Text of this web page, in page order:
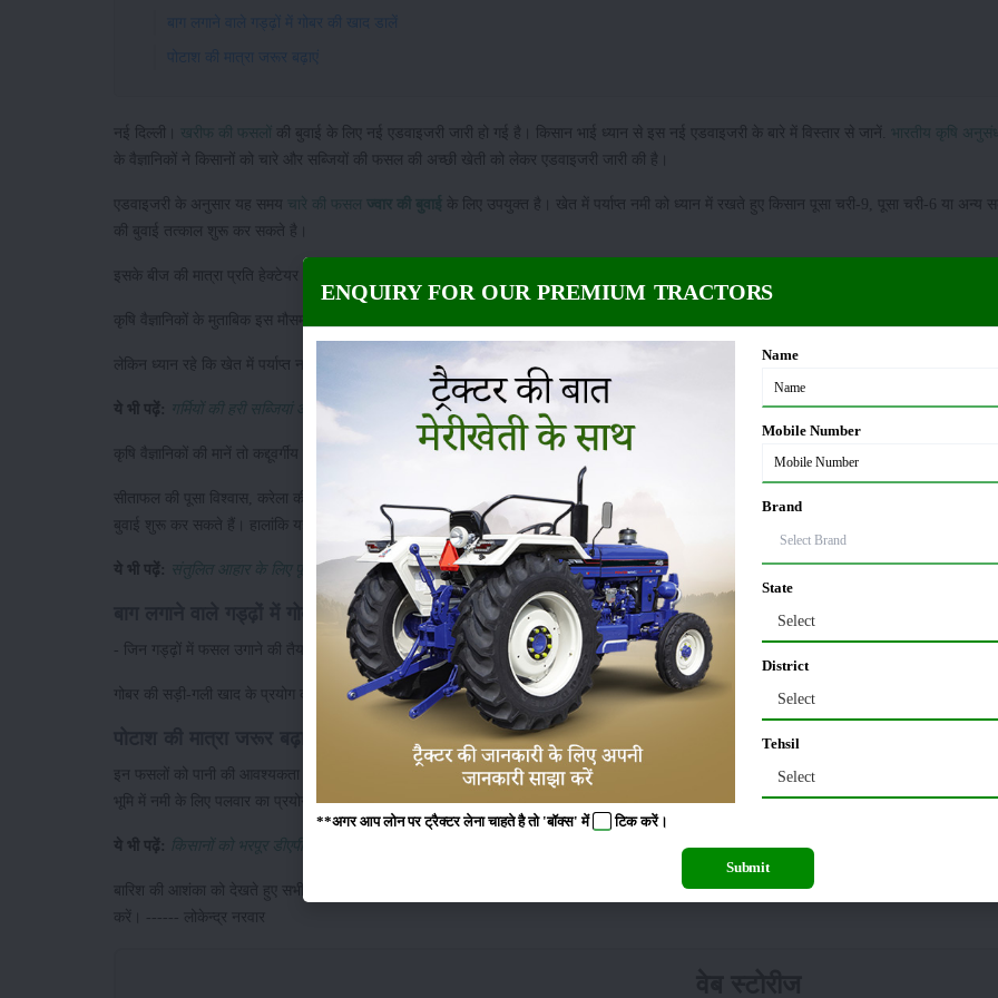
बाग लगाने वाले गड्ढ़ों में गोबर की खाद डालें
पोटाश की मात्रा जरूर बढ़ाएं
नई दिल्ली। खरीफ की फसलों की बुवाई के लिए नई एडवाइजरी जारी हो गई है। किसान भाई ध्यान से इस नई एडवाइजरी के बारे में विस्तार से जानें.
भारतीय कृषि
के वैज्ञानिकों ने किसानों को चारे और सब्जियों की फसल की अच्छी खेती को लेकर एडवाइजरी जारी की है।
एडवाइजरी के अनुसार यह समय चारे की फसल ज्वार की बुवाई के लिए उपयुक्त है। खेत में पर्याप्त नमी को ध्यान में रखते हुए किसान पूसा चरी-9, पूसा चरी-6 या अन्य
की बुवाई तत्काल शुरू कर सकते है।
इसके बीज की मात्रा प्रति हेक्टेयर 40 किलोग्राम से 42 किलोमग्राम तक होनी चाहिए।
कृषि वैज्ञानिकों के मुताबिक इस मौसम में किसान खरीफ प्याज, सेम, पालक, लोबिया, भिंडी, चौलाई आदि सब्जियों की बुवाई कर सकते हैं।
लेकिन ध्यान रहे कि खेत में पर्याप्त नमी रहे। इसके साथ ही बीज किसी प्रमाणित स्रोत से ही खरीदें, ताकि नकली बीज होने की गुंजाइश कम हो।
ये भी पढ़ें: गर्मियों की हरी सब्जियां आसानी से किचन गार्डन मे उगाएं : करेला, भिंडी, घीया, तोरी, टिंडा, लोबिया, ककड़ी
कृषि वैज्ञानिकों की मानें तो कद्दूवर्गीय सब्जियों की वर्षाकालीन फसल की बुवाई शुरू हो जानी चाहिए। लौकी की उन्नत किस्में पूसा नवीन और पूसा समृद्वि हैं।
सीताफल की पूसा विश्वास, करेला की पूसा विशेष, पूसा दो मौसमी, पूसा विकास, तुरई की पूसा चिकनी धारीदार, पूसा नसदार तथा खीरा की पूसा उदय, पूसा बरखा आदि
बुवाई शुरू कर सकते हैं। हालांकि यह ध्यान रहे कि मिट्टी ऐसी हो जिसमें बीज का जमाव बेहतर ढंग से हो सके।
ये भी पढ़ें: संतुलित आहार के लिए पूसा संस्थान की उन्नत किस्में
बाग लगाने वाले गड्ढ़ों में गोबर की खाद डालें
- जिन गड्ढ़ों में फसल उगाने की तैयारी चल रही है। उनमेंगोबर की खाद जरूर डालें, ताकि दीमक तथा सफेद लट से बचा जा सके।
गोबर की सड़ी-गली खाद के प्रयोग करने से भूमि जल धारण और पोषक तत्वों की मात्रा बढ़ जाती है।मिट्टी जांचके बाद उर्वरकों की संतुलित मात्रा का उपयोग करें।
इन फसलों को पानी की आवश्यकता होती है। फसल में पानी की कमी और सूखा से लड़ने के लिए
) की मात्रा अधिक होनी चाहिए। वर्षा आधारित एवं
भूमि में नमी के लिए पलवार का प्रयोग करना लाभदायक होगा।
ये भी पढ़ें: किसानों को भरपूर डीएपी, यूरिया और एसएसपी खाद देने जा रही है ये सरकार
बारिश की आशंका को देखते हुए सभी किसानों को सलाह दी जाती है कि फसलों पर किसी प्रकार का छिड़काव न करें। साथ ही खड़ी फसलों व सब्जियों एवं नर्सररियों में
करें। ------ लोकेन्द्र नरवार
ENQUIRY FOR OUR PREMIUM TRACTORS
Name
Mobile Number
Brand
State
Select
District
Select
Tehsil
Select
**अगर आप लोन पर ट्रैक्टर लेना चाहते है तो 'बॉक्स' में टिककरें।
Submit